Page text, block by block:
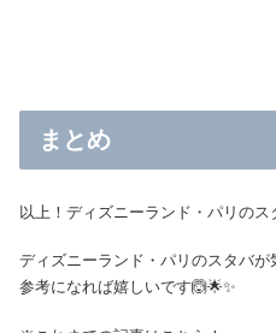
まとめ
以上！ディズニーランド・パリのス
ディズニーランド・パリのスタバが
参考になれば嬉しいです🙆🌟✨